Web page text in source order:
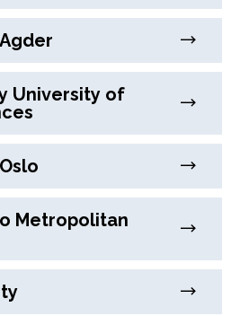
University of
Metropolitan